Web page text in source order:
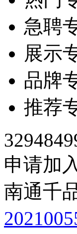
急聘
展示
品牌
推荐
申请加
南通千